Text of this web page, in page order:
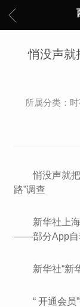
悄没声
所属分类：
悄没声就
路”调查
新华社上
——部分App自
新华社“新
“ 开通会员